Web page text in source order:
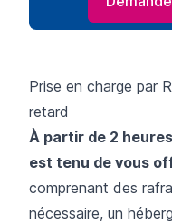
Prise en charge par
retard
À partir de 2
est tenu de vous
comprenant des
nécessaire, un